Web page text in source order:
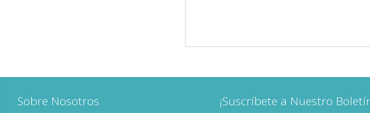
Sobre Nosotros ¡Suscríbete a Nuestro